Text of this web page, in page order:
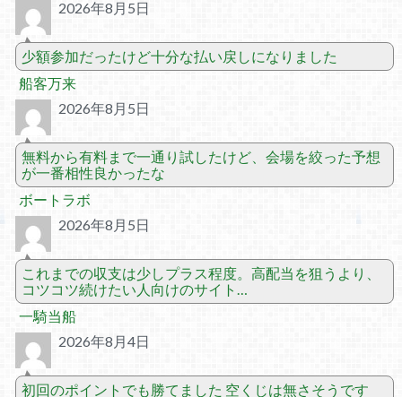
2026年8月5日
少額参加だったけど十分な払い戻しになりました
船客万来
2026年8月5日
無料から有料まで一通り試したけど、会場を絞った予想
が一番相性良かったな
ボートラボ
2026年8月5日
これまでの収支は少しプラス程度。高配当を狙うより、
コツコツ続けたい人向けのサイト…
一騎当船
2026年8月4日
初回のポイントでも勝てました 空くじは無さそうです